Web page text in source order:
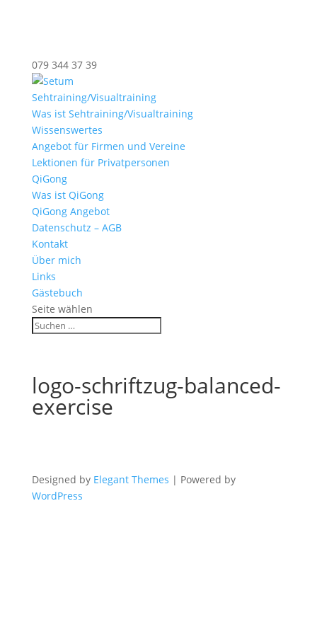
079 344 37 39
Sehtraining/Visualtraining
Was ist Sehtraining/Visualtraining
Wissenswertes
Angebot für Firmen und Vereine
Lektionen für Privatpersonen
QiGong
Was ist QiGong
QiGong Angebot
Datenschutz – AGB
Kontakt
Über mich
Links
Gästebuch
Seite wählen
logo-schriftzug-balanced-
exercise
Designed by Elegant Themes | Powered by
WordPress